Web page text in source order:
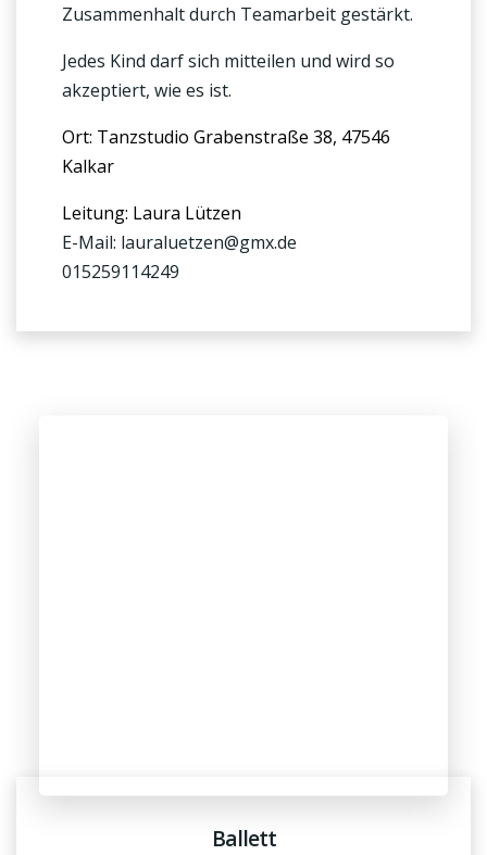
Zusammenhalt durch Teamarbeit gestärkt.
Jedes Kind darf sich mitteilen und wird so
akzeptiert, wie es ist.
Ort: Tanzstudio Grabenstraße 38, 47546
Kalkar
Leitung: Laura Lützen
E-Mail: lauraluetzen@gmx.de
015259114249
Ballett